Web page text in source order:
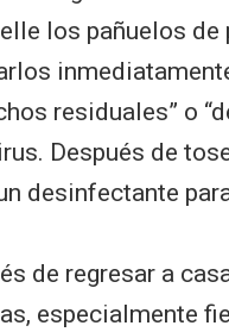
los pañuelos de
residuales” o
Después de
desinfectante
de regresar a
especialmente